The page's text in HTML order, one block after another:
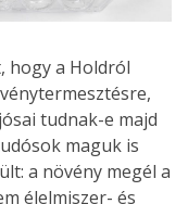
hogy a Holdról
tudnak-e majd
maguk is
a növény megél a
élelmiszer- és